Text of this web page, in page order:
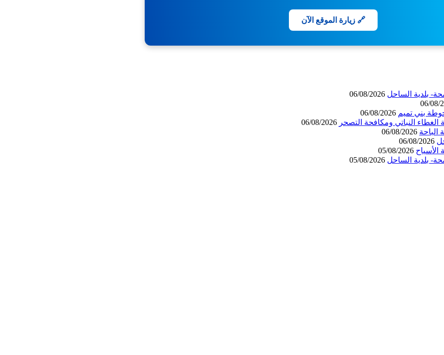
🔗 زيارة الموقع الآن
بلدية الساحل 06/08/2026
06/08/
بني تميم 06/08/2026
النباتي ومكافحة التصحر 06/08/2026
06/08/2026
06/08/2026
05/08/2026
بلدية الساحل 05/08/2026